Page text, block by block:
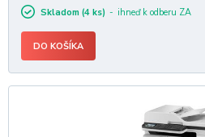
Skladom (4 ks) ihneď k odberu ZA
DO KOŠÍKA